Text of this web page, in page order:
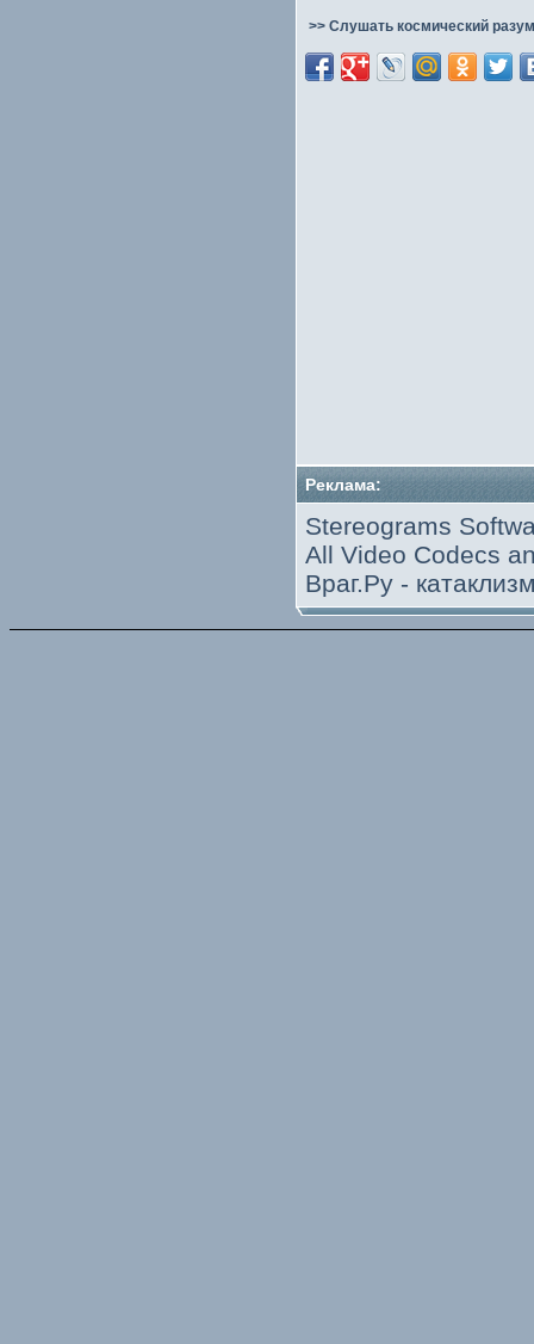
>> Слушать космический
Реклама:
Stereograms
All Video Codecs
Враг.Ру -